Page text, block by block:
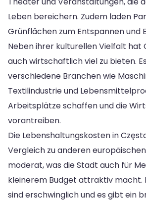
Leben bereichern. Zudem laden
Grünflächen zum Entspannen und
Neben ihrer kulturellen Vielfalt hat
auch wirtschaftlich viel zu bieten.
verschiedene Branchen wie
Textilindustrie und
Arbeitsplätze schaffen und die
vorantreiben.
Die Lebenshaltungskosten in
Vergleich zu anderen
moderat, was die Stadt auch für
kleinerem Budget attraktiv macht.
sind erschwinglich und es gibt ein